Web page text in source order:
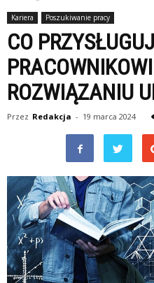
Kariera Poszukiwanie pracy
CO
ROZWIĄZANIU
Przez Redakcja - 19 marca 2024